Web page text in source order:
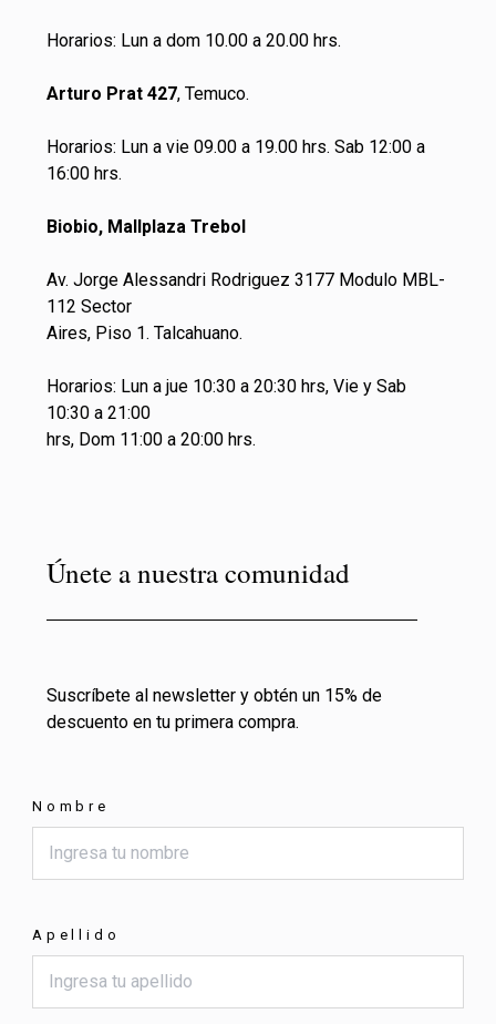
Horarios: Lun a dom 10.00 a 20.00 hrs.
Arturo Prat 427, Temuco.
Horarios: Lun a vie 09.00 a 19.00 hrs. Sab 12:00 a
16:00 hrs.
Biobio, Mallplaza Trebol
Av. Jorge Alessandri Rodriguez 3177 Modulo MBL-
112 Sector
Aires, Piso 1. Talcahuano.
Horarios: Lun a jue 10:30 a 20:30 hrs, Vie y Sab
10:30 a 21:00
hrs, Dom 11:00 a 20:00 hrs.
Únete a nuestra comunidad
Suscríbete al newsletter y obtén un 15% de
descuento en tu primera compra.
Nombre
Apellido